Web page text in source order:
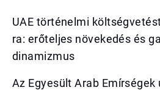
UAE történelmi
ra: erőteljes növekedés és
dinamizmus
Az Egyesült Arab